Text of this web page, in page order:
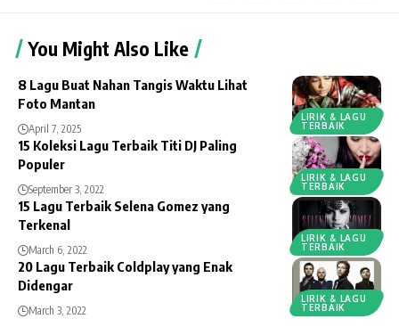
You Might Also Like
LIRIK & LAGU
TERBAIK
8 Lagu Buat Nahan Tangis Waktu Lihat
Foto Mantan
April 7, 2025
LIRIK & LAGU
TERBAIK
15 Koleksi Lagu Terbaik Titi DJ Paling
Populer
September 3, 2022
LIRIK & LAGU
TERBAIK
15 Lagu Terbaik Selena Gomez yang
Terkenal
March 6, 2022
LIRIK & LAGU
TERBAIK
20 Lagu Terbaik Coldplay yang Enak
Didengar
March 3, 2022